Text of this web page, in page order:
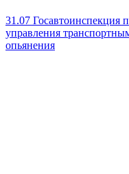
31.07 Госавтоинспекция
управления
опьянения